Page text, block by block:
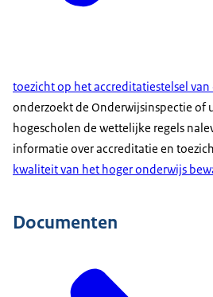
toezicht op het accreditatiestelsel van
onderzoekt de Onderwijsinspectie of
hogescholen de wettelijke regels
informatie over accreditatie en
kwaliteit van het hoger onderwijs
Documenten